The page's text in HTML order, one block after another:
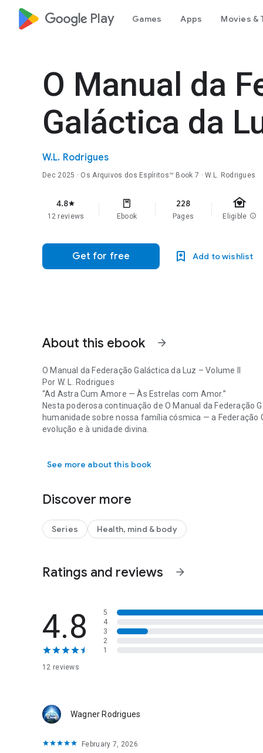
google_logo Play Games Apps Movies &
O Manual da
Galáctica da
W.L. Rodrigues
Dec 2025 · Os Arquivos dos Espíritos™ Book 7 · W.L. Rodrigues
4.8star
12 reviews Ebook
228
Pages
family_home
Eligible info
Get for free Add to wishlist
About this ebook arrow_forward
O Manual da Federação Galáctica da Luz – Volume II
Por W. L. Rodrigues
“Ad Astra Cum Amore — Às Estrelas com Amor.”
Nesta poderosa continuação de O Manual da Federação
humanidade sobre nossa família cósmica — a Federação
evolução e à unidade divina.
seres que pensam, amam e sonham como nós.
* A verdade por trás de raças não federadas e antigas,
* Reflexões práticas e exercícios para o despertar interior.
* Como uma ponte entre ciência e espírito, este livro nos lembra que os cidadãos da Federação são pessoas como
O Manual da Federação Galáctica da Luz – Volume II
See more about this book
Discover more
Series Health, mind & body
Ratings and reviews arrow_forward
4.8
12 reviews
5
4
3
2
1
Wagner Rodrigues
February 7, 2026